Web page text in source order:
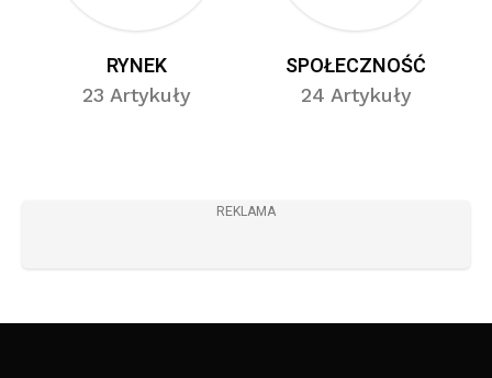
RYNEK
23 Artykuły
SPOŁECZNOŚĆ
24 Artykuły
REKLAMA